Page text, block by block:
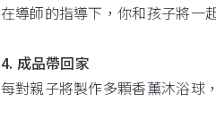
在導師的指導下，你和孩子將一
4. 成品帶回家
每對親子將製作多顆香薰沐浴球